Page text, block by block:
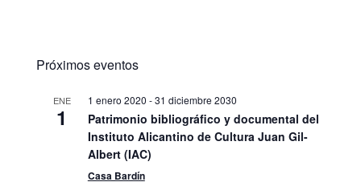
Próximos eventos
ENE
1
1 enero 2020 -31 diciembre 2030
Patrimonio bibliográfico y documental del
Instituto Alicantino de Cultura Juan Gil-
Albert (IAC)
Casa Bardín